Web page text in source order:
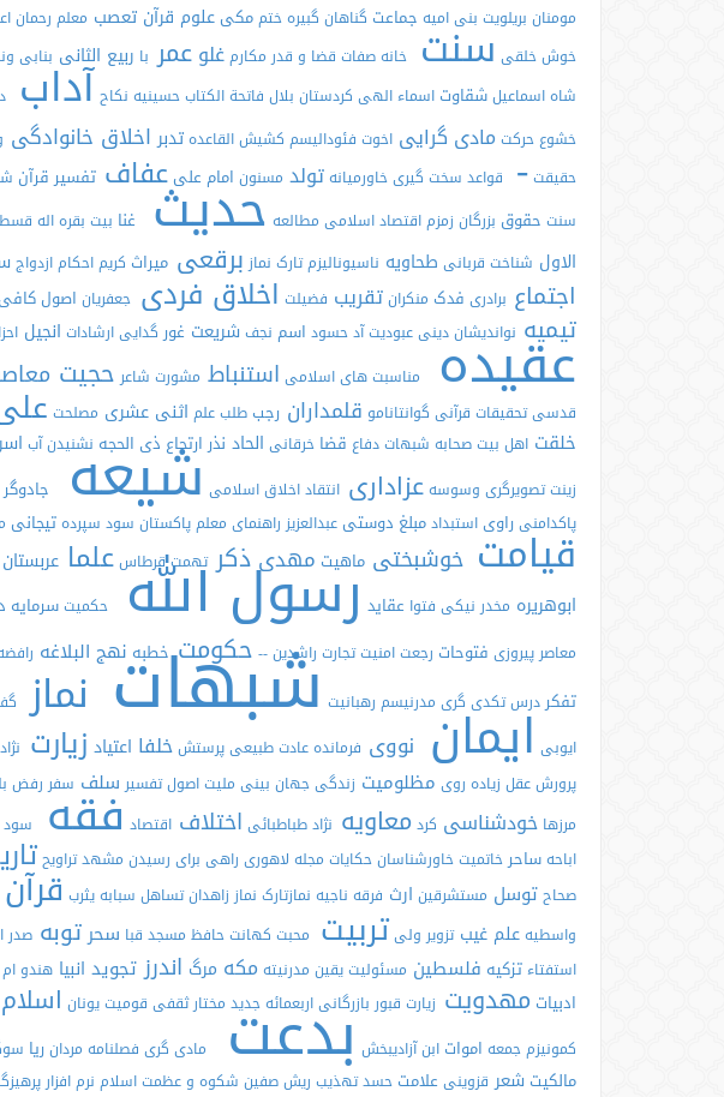
مومنان بریلویت بنی امیه جماعت گناهان گبیرهختممکیعلوم قرآن تعصب معلم رحمان
خوش خلقیسنتخانهصفات قضا و قدر مکارمغلو عمر با ربیع الثانی بنابی
شاه اسماعیلشقاوت اسماء الهی کردستان بلال فاتحة الکتابحسینیه نکاحآداب
خشوعحرکت مادی گرایی اخوت فئودالیسم کشیشالقاعدهتدبر اخلاق خانوادگی
حقیقت- قواعد سخت گیریخاورمیانهتولد مسنون امام علیعفاف تفسیر قرآن
سنت حقوق بزرگان زمزماقتصاد اسلامی مطالعهحدیثغنا بیت بقرهاله
الاول شناخت قربانی طحاویه ناسیونالیزمتارک نماز برقعی میراث کریماحکام ازدواج
اجتماع برادری فدک منکرانتقریب فضیلت اخلاق فردی جعفریان اصول
تیمیه نواندیشان دینیعبودیتآدحسود اسم نجف شریعت غور گداییارشادات انجیل عقیدهمناسبت های اسلامی استنباط مشورت شاعر حجیت
قدسیتحقیقات قرآنی گوانتانامو قلمداران رجب طلب علم اثنی عشری مصلحت
خلقت اهل بیت صحابه شبهات دفاع قضا خرقانی الحاد نذر ارتجاع ذی الحجه نشنیدنآب
زینتتصویرگری وسوسهعزاداری انتقاداخلاق اسلامی شیعهجادوگر
پاکدامنیراوی استبدادمبلغ دوستیعبدالعزیز راهنمای معلمپاکستان سود سپردهتیجانی قیامت خوشبختی ماهیت مهدی ذکرتهمتقرطاسعلما
ابوهریره مخدر نیکی فتوا عقایدرسول اللهحکمیتسرمایه
معاصر پیروزی فتوحات رجعتامنیتتجارت راشدین-- حکومتخطبه نهج البلاغه
تفکر درستکدی گری مدرنیسم رهبانیتشبهاتنماز
ایوبیایماننووی فرماندهعادت طبیعیپرستشخلفا اعتیاد زیارت
پرورشعقل زیاده روی مظلومیت زندگیجهان بینی ملیتاصول تفسیر سلف سفر رفض
مرزها خودشناسی کردمعاویه نژادطباطبائی اختلاف اقتصادفقهسود
اباحهساحر خاتمیتخاورشناسانحکایات مجله لاهوری راهی برای رسیدن مشهدتراویح
صحاحتوسل مستشرقین ارث فرقه ناجیه نمازتارک نماز زاهدانتساهل سبابهیثرب
واسطیهعلم غیبتزویر ولیتربیت محبت کهانتحافظ مسجد قبا سحرتوبه صدر
استفتاءتزکیه فلسطین مسئولیتیقین مدرنیته مکه مرگ اندرزتجوید انبیا هندو ام
ادبیات مهدویت زیارت قبور بازرگانیاربعمائهجدید مختار ثقفی قومیتیونان
کمونیزمجمعه اموات ابنآزادیبخشبدعتمادی گری فصلنامه مردانریا
مالکیت شعر قزوینی علامت حسدتهذیب ریشصفین شکوه و عظمت اسلام نرم افزار